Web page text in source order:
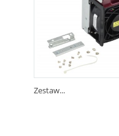
Zestaw...